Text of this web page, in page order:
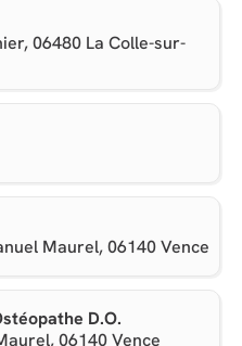
06480 La Colle-sur-
Maurel, 06140 Vence
D.O.
06140 Vence